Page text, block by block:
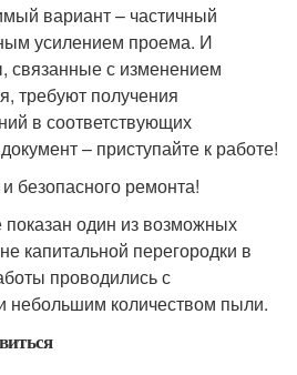
вариант – частичный
усилением проема. И
связанные с изменением
требуют получения
в соответствующих
– приступайте к работе!
безопасного ремонта!
один из возможных
капитальной перегородки в
проводились с
количеством пыли.